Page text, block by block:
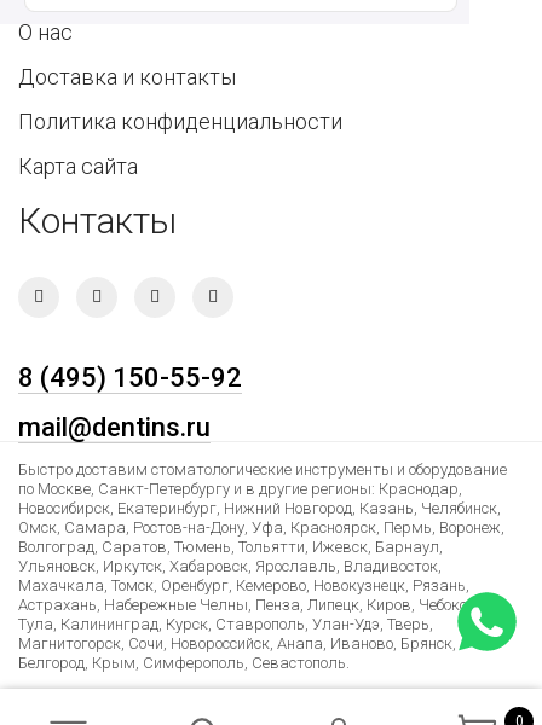
0
О нас
Доставка и контакты
Политика конфиденциальности
Карта сайта
Контакты
8 (495) 150-55-92
mail@dentins.ru
Быстро доставим стоматологические инструменты и оборудование
по Москве, Санкт-Петербургу и в другие регионы: Краснодар,
Новосибирск, Екатеринбург, Нижний Новгород, Казань, Челябинск,
Омск, Самара, Ростов-на-Дону, Уфа, Красноярск, Пермь, Воронеж,
Волгоград, Саратов, Тюмень, Тольятти, Ижевск, Барнаул,
Ульяновск, Иркутск, Хабаровск, Ярославль, Владивосток,
Махачкала, Томск, Оренбург, Кемерово, Новокузнецк, Рязань,
Астрахань, Набережные Челны, Пенза, Липецк, Киров, Чебоксары,
Тула, Калининград, Курск, Ставрополь, Улан-Удэ, Тверь,
Магнитогорск, Сочи, Новороссийск, Анапа, Иваново, Брянск,
Белгород, Крым, Симферополь, Севастополь.
Лучшие условия доставки в Армению, Казахстан, Беларусь,
Узбекистан, Таджикистан, Азербайджан, Киргизию и многие другие